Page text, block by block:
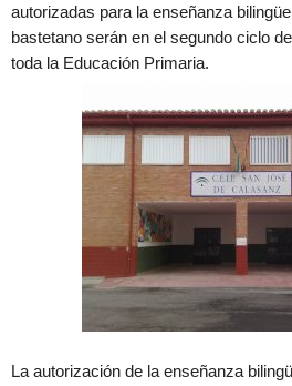
autorizadas para la enseñanza
bastetano serán en el segundo ciclo
toda la Educación Primaria.
La autorización de la enseñanza